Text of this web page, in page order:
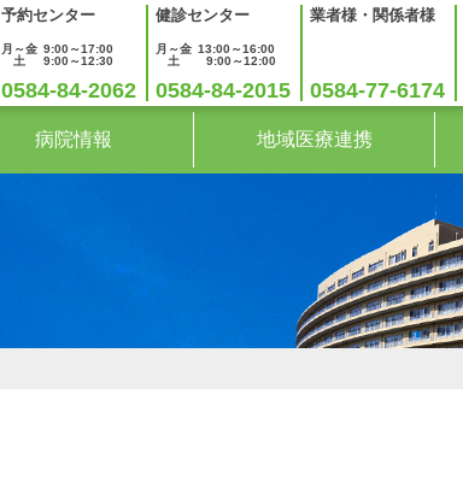
予約センター
月～金 9:00～17:00
土
9:00～12:30
0584-84-2062
健診センター
月～金 13:00～16:00
土
9:00～12:00
0584-84-2015
業者様・関係者様
0584-77-6174
病院情報 地域医療連携